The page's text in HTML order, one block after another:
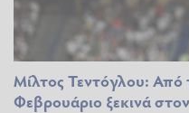
Μίλτος Τεντόγλου:
Φεβρουάριο ξεκινά